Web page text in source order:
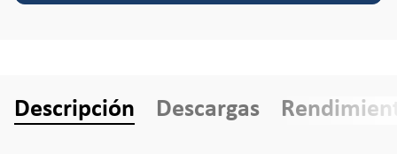
Descripción Descargas